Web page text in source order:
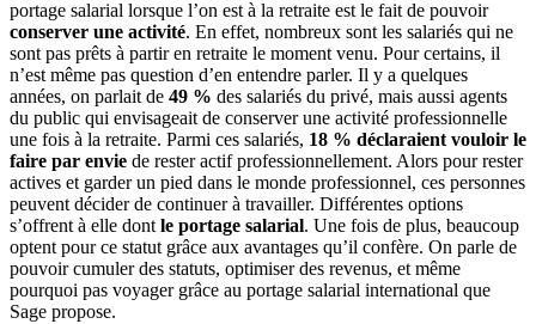
portage salarial lorsque l’on est à la retraite est le fait de pouvoir
conserver une activité. En effet, nombreux sont les salariés qui ne
sont pas prêts à partir en retraite le moment venu. Pour certains, il
n’est même pas question d’en entendre parler. Il y a quelques
années, on parlait de 49 % des salariés du privé, mais aussi agents
du public qui envisageait de conserver une activité professionnelle
une fois à la retraite. Parmi ces salariés, 18 % déclaraient vouloir le
faire par envie de rester actif professionnellement. Alors pour rester
actives et garder un pied dans le monde professionnel, ces personnes
peuvent décider de continuer à travailler. Différentes options
s’offrent à elle dontle portage salarial. Une fois de plus, beaucoup
optent pour ce statut grâce aux avantages qu’il confère. On parle de
pouvoir cumuler des statuts, optimiser des revenus, et même
pourquoi pas voyager grâce au portage salarial international que
Sage propose.